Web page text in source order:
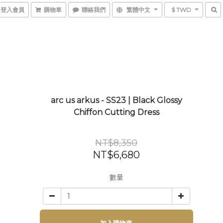
登入會員 購物車 聯絡我們 繁體中文 $ TWD
arc us arkus - SS23 | Black Glossy
Chiffon Cutting Dress
NT$8,350
NT$6,680
數量